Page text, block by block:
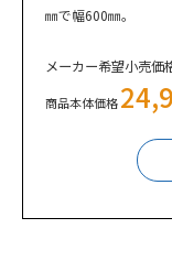
㎜で幅600㎜。
メーカー希望小売価
商品本体価格